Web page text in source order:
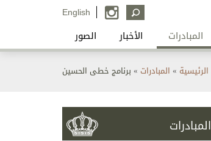
English
المبادرات الأخبار الصور
أنت
هنا
الرئيسية » المبادرات » برنامج خطى الحسين
المبادرات